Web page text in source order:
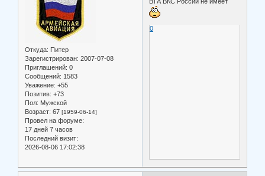
Откуда: Питер
Зарегистрирован: 2007-07-08
Приглашений: 0
Сообщений: 1583
Уважение: +55
Позитив: +73
Пол: Мужской
Возраст: 67 [1959-06-14]
Провел на форуме:
17 дней 7 часов
Последний визит:
2026-08-06 17:02:38
0